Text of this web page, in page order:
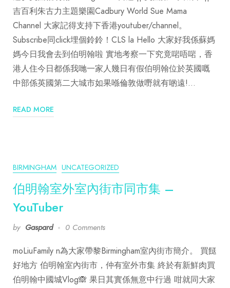
吉百利朱古力主題樂園Cadbury World Sue Mama
Channel 大家記得支持下香港youtuber/channel。
Subscribe同click埋個鈴鈴！CLS la Hello 大家好我係蘇媽
媽今日我會去到伯明翰啦 實地考察一下究竟啱唔啱，香
港人住今日都係我哋一家人幾日有假伯明翰位於英國嘅
中部係英國第二大城市如果喺倫敦做嘢就有啲遠!…
READ MORE
BIRMINGHAM UNCATEGORIZED
伯明翰室外室內街市同市集 –
YouTuber
by Gaspard 0 Comments
moLiuFamily n為大家帶黎Birmingham室內街市簡介。 買餸
好地方 伯明翰室內街市，仲有室外市集 終於有新鮮肉買
伯明翰中國城Vlog🙈 果日其實係無意中行過 咁就同大家